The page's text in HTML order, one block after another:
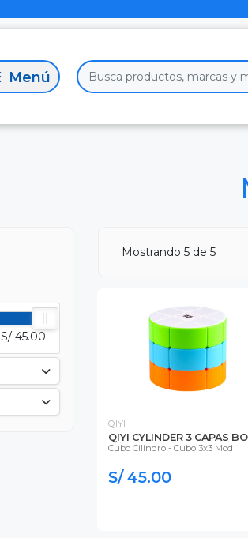
S/ 45.00
Mostrando 5 de 5
QIYI
QIYI CYLINDER 3 CAPAS
Cubo Cilindro - Cubo 3x3 Mod
S/ 45.00